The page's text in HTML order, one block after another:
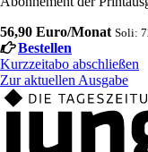
56,90 Euro/Monat Soli:
Bestellen
Kurzzeitabo abschließen
Zur aktuellen Ausgabe